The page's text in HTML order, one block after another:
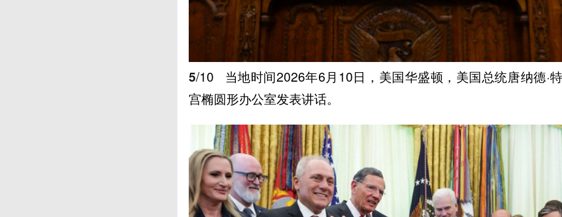
5/10
当地时间2026年6月10日，美国华盛顿，美国总统唐纳德·
宫椭圆形办公室发表讲话。